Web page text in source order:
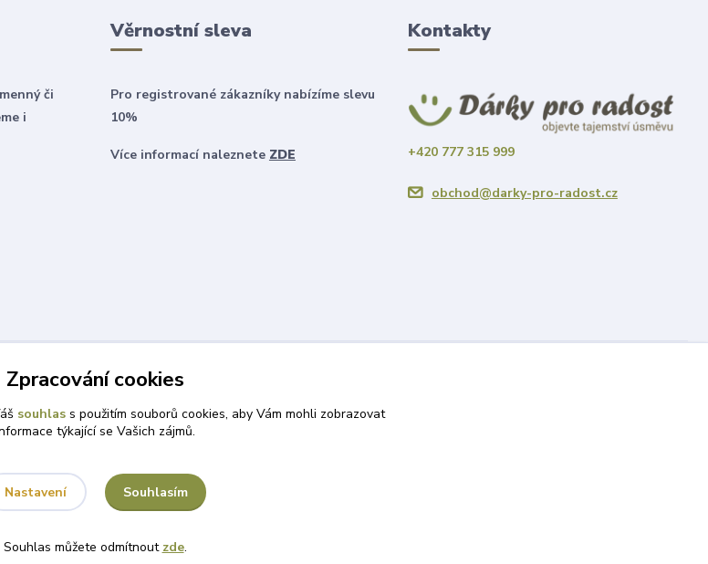
či
i
Věrnostní sleva
Pro registrované zákazníky nabízíme slevu
10%
Více informací naleznete ZDE
Kontakty
+420 777 315 999
obchod@darky-pro-radost.cz
Zpracování cookies
souhlass použitím souborů cookies, aby Vám mohli zobrazovat
týkající se Vašich zájmů.
Nastavení Souhlasím
Souhlas můžete odmítnout zde.